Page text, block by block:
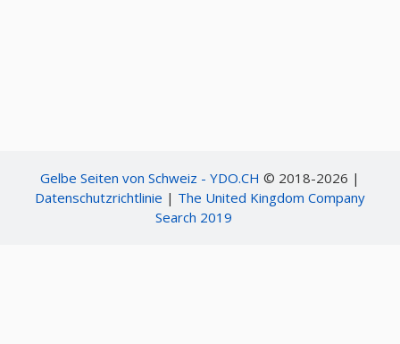
Gelbe Seiten von Schweiz - YDO.CH © 2018-2026 |
Datenschutzrichtlinie | The United Kingdom Company
Search 2019